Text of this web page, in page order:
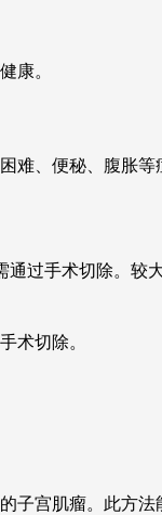
康。
难、便秘、腹胀等
过手术切除。较
术切除。
子宫肌瘤。此方法